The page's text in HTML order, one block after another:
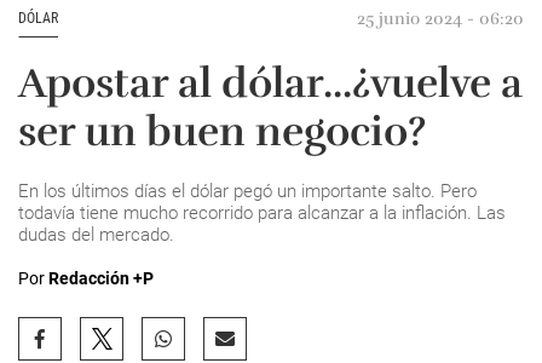
DÓLAR 25 junio 2024 - 06:20
Apostar al dólar...¿vuelve a
ser un buen negocio?
En los últimos días el dólar pegó un importante salto. Pero
todavía tiene mucho recorrido para alcanzar a la inflación. Las
dudas del mercado.
PorRedacción +P